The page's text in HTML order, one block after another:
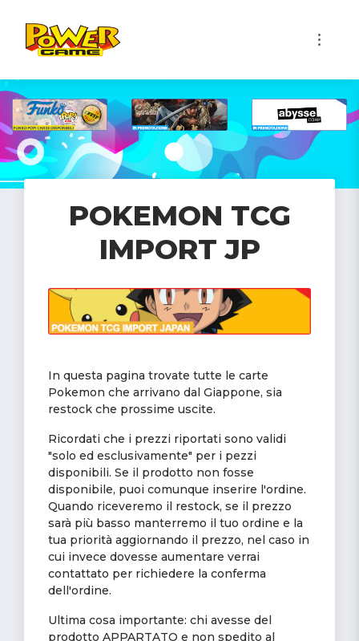
POKEMON TCG
IMPORT JP
In questa pagina trovate tutte le carte
Pokemon che arrivano dal Giappone, sia
restock che prossime uscite.
Ricordati che i prezzi riportati sono validi
"solo ed esclusivamente" per i pezzi
disponibili. Se il prodotto non fosse
disponibile, puoi comunque inserire l'ordine.
Quando riceveremo il restock, se il prezzo
sarà più basso manterremo il tuo ordine e la
tua priorità aggiornando il prezzo, nel caso in
cui invece dovesse aumentare verrai
contattato per richiedere la conferma
dell'ordine.
Ultima cosa importante: chi avesse del
prodotto APPARTATO e non spedito al